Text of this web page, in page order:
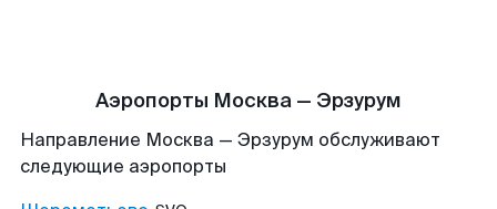
Аэропорты Москва — Эрзурум
Направление Москва — Эрзурум обслуживают
следующие аэропорты